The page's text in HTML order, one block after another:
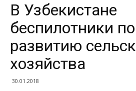
В Узбекистане
беспилотники
развитию
хозяйства
30.01.2018